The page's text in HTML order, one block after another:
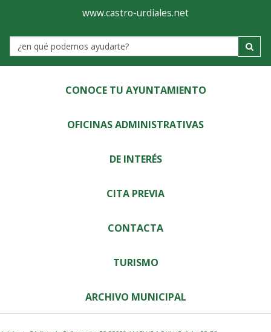
Ayuntamiento
de
Castro-
Urdiales
www.castro-urdiales.net
Label
CONOCE TU AYUNTAMIENTO
OFICINAS ADMINISTRATIVAS
DE INTERÉS
CITA PREVIA
CONTACTA
TURISMO
ARCHIVO MUNICIPAL